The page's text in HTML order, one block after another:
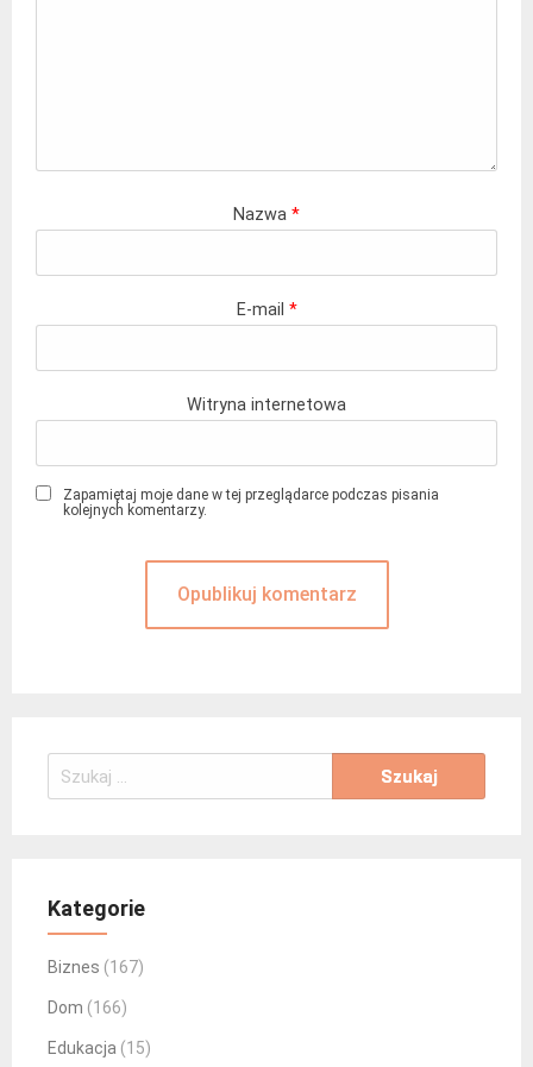
Nazwa *
E-mail *
Witryna internetowa
Zapamiętaj moje dane w tej przeglądarce podczas pisania
kolejnych komentarzy.
Szukaj:
Kategorie
Biznes (167)
Dom (166)
Edukacja (15)